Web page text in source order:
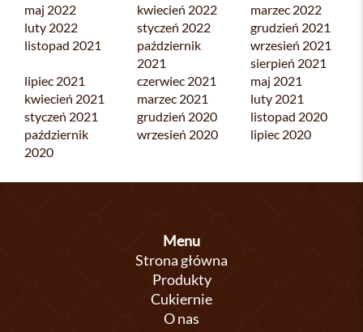
maj 2022
kwiecień 2022
marzec 2022
luty 2022
styczeń 2022
grudzień 2021
listopad 2021
październik
2021
wrzesień 2021
sierpień 2021
lipiec 2021
czerwiec 2021
maj 2021
kwiecień 2021
marzec 2021
luty 2021
styczeń 2021
grudzień 2020
listopad 2020
październik
2020
wrzesień 2020 lipiec 2020
Menu
Strona główna
Produkty
Cukiernie
O nas